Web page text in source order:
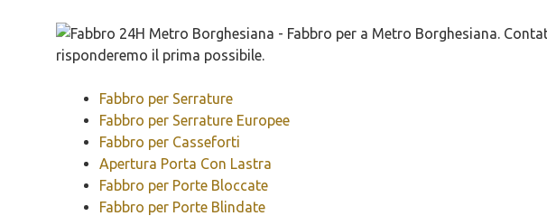
Fabbro per Serrature
Fabbro per Serrature Europee
Fabbro per Casseforti
Apertura Porta Con Lastra
Fabbro per Porte Bloccate
Fabbro per Porte Blindate